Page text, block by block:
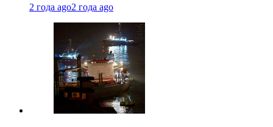
2 года ago2 года ago